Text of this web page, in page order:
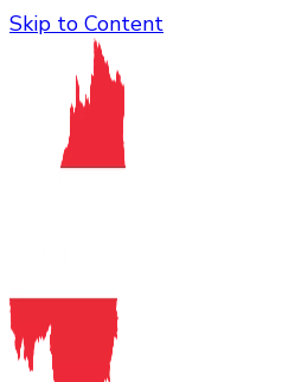
Skip to Content